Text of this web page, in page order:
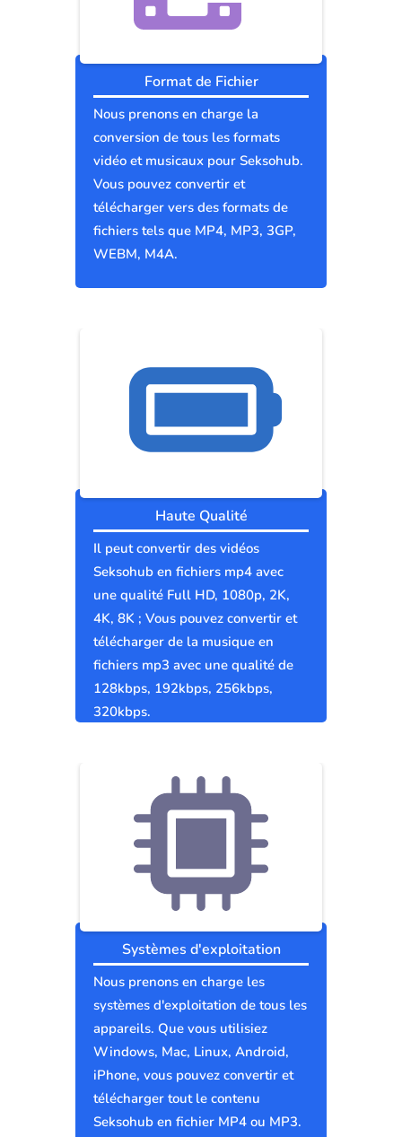
Format de Fichier
Nous prenons en charge la
conversion de tous les formats
vidéo et musicaux pour Seksohub.
Vous pouvez convertir et
télécharger vers des formats de
fichiers tels que MP4, MP3, 3GP,
WEBM, M4A.
Haute Qualité
Il peut convertir des vidéos
Seksohub en fichiers mp4 avec
une qualité Full HD, 1080p, 2K,
4K, 8K ; Vous pouvez convertir et
télécharger de la musique en
fichiers mp3 avec une qualité de
128kbps, 192kbps, 256kbps,
320kbps.
Systèmes d'exploitation
Nous prenons en charge les
systèmes d'exploitation de tous les
appareils. Que vous utilisiez
Windows, Mac, Linux, Android,
iPhone, vous pouvez convertir et
télécharger tout le contenu
Seksohub en fichier MP4 ou MP3.